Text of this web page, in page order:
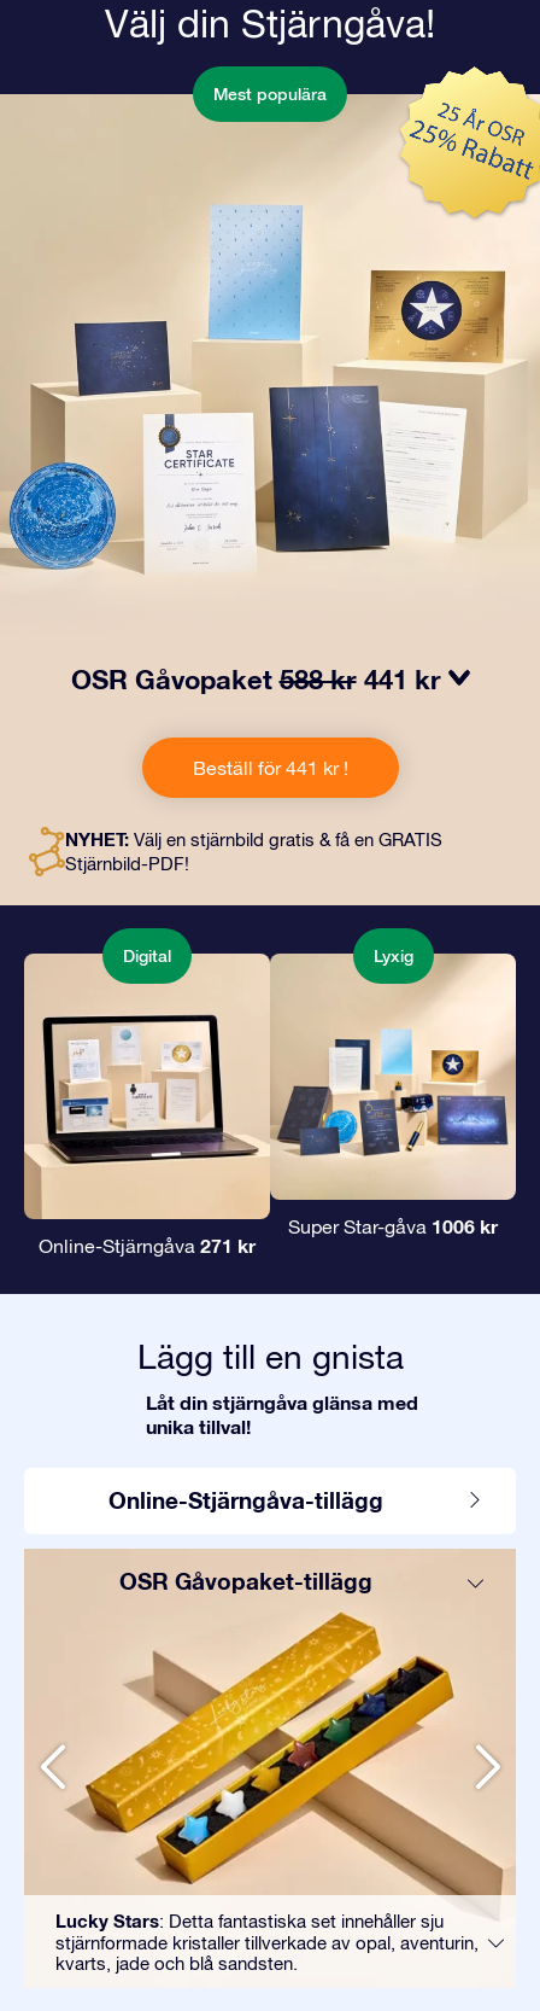
Välj din Stjärngåva!
Mest populära
OSR Gåvopaket588 kr 441 kr
gåva ingår ett vackert kuvert och personliga dokument
som skickas till en adress som du väljer, samt digitala
dokument och fri användning av våra appar. Det är ett
kära.
Beställ för 441 kr !
NYHET: Välj en stjärnbild gratis & få en GRATIS
Stjärnbild-PDF!
Digital
Online-Stjärngåva 271 kr
Lyxig
Super Star-gåva 1006 kr
Lägg till en gnista
Låt din stjärngåva glänsa med
unika tillval!
Online-Stjärngåva-tillägg
OSR Gåvopaket-tillägg
Lucky Stars: Detta fantastiska set innehåller sju
stjärnformade kristaller tillverkade av opal, aventurin,
kvarts, jade och blå sandsten.